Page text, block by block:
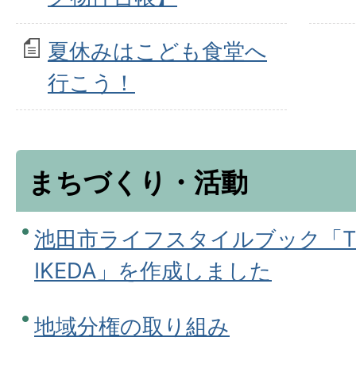
夏休みはこども食堂へ
行こう！
まちづくり・活動
池田市ライフスタイルブック「
IKEDA」を作成しました
地域分権の取り組み